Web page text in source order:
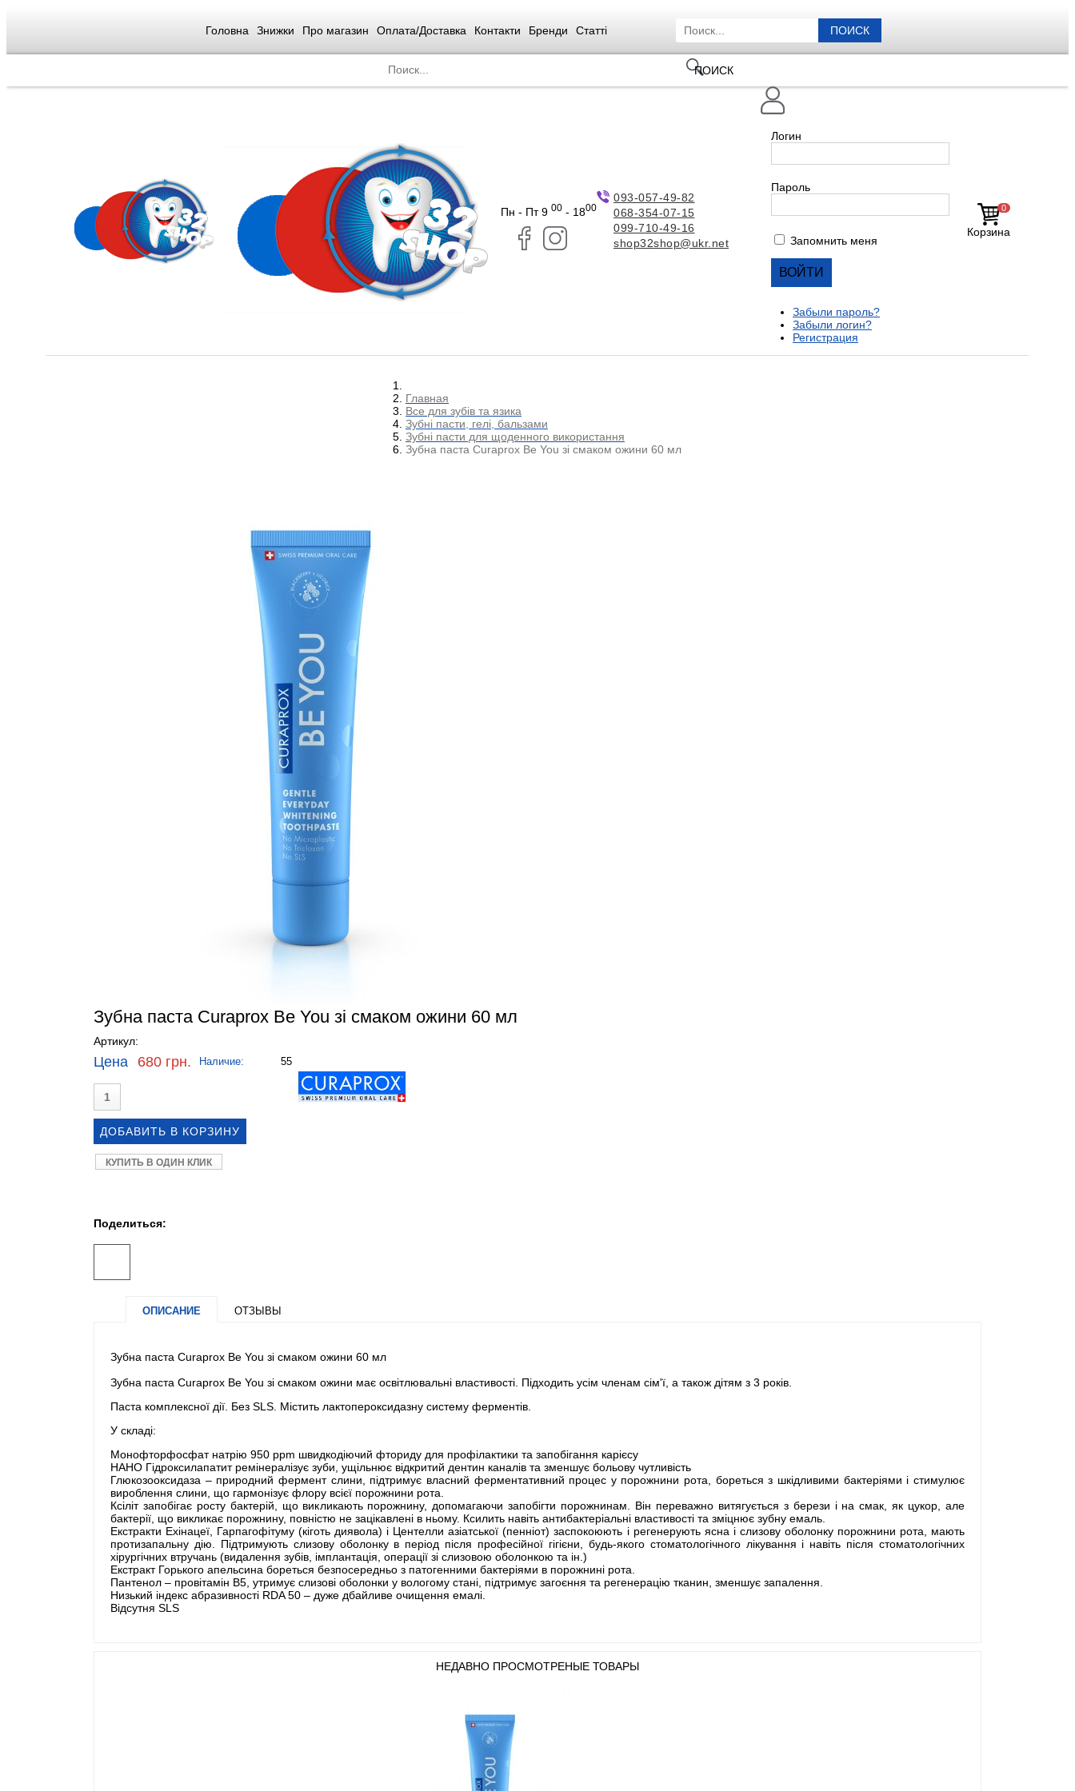
Головна Знижки Про магазин Оплата/Доставка Контакти Бренди Статті ПОИСК
ПОИСК
Пн - Пт 9 00 - 1800
093-057-49-82
068-354-07-15
099-710-49-16
shop32shop@ukr.net
0
Корзина
Логин
Пароль
Запомнить меня
Забыли пароль?
Забыли логин?
Регистрация
Главная
Все для зубів та язика
Зубні пасти, гелі, бальзами
Зубні пасти для щоденного використання
Зубна паста Curaprox Be You зі смаком ожини 60 мл
Зубна паста Curaprox Be You зі смаком ожини 60 мл
Артикул:
Цена 680 грн. Наличие: 55
КУПИТЬ В ОДИН КЛИК
Поделиться:
ОПИСАНИЕ ОТЗЫВЫ
Зубна паста Curaprox Be You зі смаком ожини 60 мл
Зубна паста Curaprox Be You зі смаком ожини має освітлювальні властивості. Підходить усім членам сім'ї, а також дітям з 3 років.
Паста комплексної дії. Без SLS. Містить лактопероксидазну систему ферментів.
У складі:
Монофторфосфат натрію 950 ppm швидкодіючий фториду для профілактики та запобігання карієсу
НАНО Гідроксилапатит ремінералізує зуби, ущільнює відкритий дентин каналів та зменшує больову чутливість
Глюкозооксидаза – природний фермент слини, підтримує власний ферментативний процес у порожнини рота, бореться з шкідливими бактеріями і стимулює
вироблення слини, що гармонізує флору всієї порожнини рота.
Ксіліт запобігає росту бактерій, що викликають порожнину, допомагаючи запобігти порожнинам. Він переважно витягується з берези і на смак, як цукор, але
бактерії, що викликає порожнину, повністю не зацікавлені в ньому. Ксилить навіть антибактеріальні властивості та зміцнює зубну емаль.
Екстракти Ехінацеї, Гарпагофітуму (кіготь диявола) і Центелли азіатської (пенніот) заспокоюють і регенерують ясна і слизову оболонку порожнини рота, мають
протизапальну дію. Підтримують слизову оболонку в період після професійної гігієни, будь-якого стоматологічного лікування і навіть після стоматологічних
хірургічних втручань (видалення зубів, імплантація, операції зі слизовою оболонкою та ін.)
Екстракт Горького апельсина бореться безпосередньо з патогенними бактеріями в порожнині рота.
Пантенол – провітамін B5, утримує слизові оболонки у вологому стані, підтримує загоєння та регенерацію тканин, зменшує запалення.
Низький індекс абразивності RDA 50 – дуже дбайливе очищення емалі.
Відсутня SLS
НЕДАВНО ПРОСМОТРЕНЫЕ ТОВАРЫ